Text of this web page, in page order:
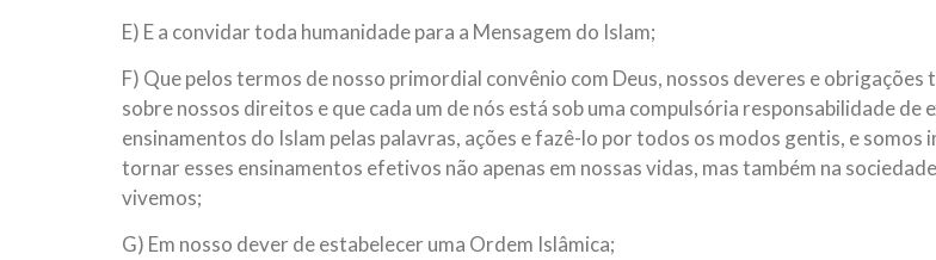
E) E a convidar toda humanidade para a Mensagem do Islam;
F) Que pelos termos de nosso primordial convênio com Deus, nossos deveres e
sobre nossos direitos e que cada um de nós está sob uma compulsória responsabilidade de
ensinamentos do Islam pelas palavras, ações e fazê-lo por todos os modos gentis, e somos
tornar esses ensinamentos efetivos não apenas em nossas vidas, mas também na
vivemos;
G) Em nosso dever de estabelecer uma Ordem Islâmica;